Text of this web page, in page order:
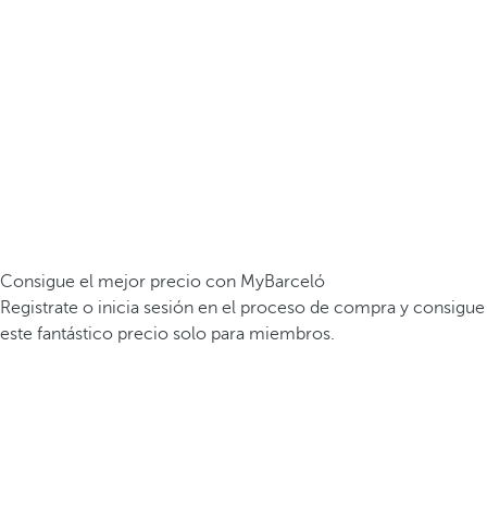
Consigue el mejor precio con MyBarceló
Registrate o inicia sesión en el proceso de compra y consigue
este fantástico precio solo para miembros.